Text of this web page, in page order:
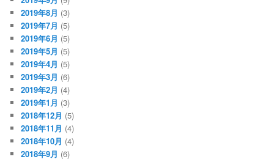
2019年8月 (3)
2019年7月 (5)
2019年6月 (5)
2019年5月 (5)
2019年4月 (5)
2019年3月 (6)
2019年2月 (4)
2019年1月 (3)
2018年12月 (5)
2018年11月 (4)
2018年10月 (4)
2018年9月 (6)